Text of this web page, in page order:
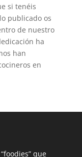
si tenéis
publicado os
de nuestro
ha
han
en
que